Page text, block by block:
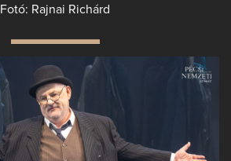
Fotó: Rajnai Richárd